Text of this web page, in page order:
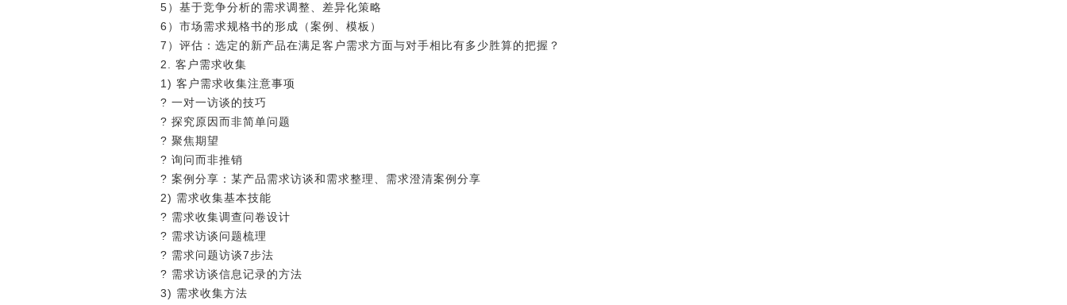
5）基于竞争分析的需求调整、差异化策略
6）市场需求规格书的形成（案例、模板）
7）评估：选定的新产品在满足客户需求方面与对手相比有多少胜算的把握？
2. 客户需求收集
1) 客户需求收集注意事项
? 一对一访谈的技巧
? 探究原因而非简单问题
? 聚焦期望
? 询问而非推销
? 案例分享：某产品需求访谈和需求整理、需求澄清案例分享
2) 需求收集基本技能
? 需求收集调查问卷设计
? 需求访谈问题梳理
? 需求问题访谈7步法
? 需求访谈信息记录的方法
3) 需求收集方法